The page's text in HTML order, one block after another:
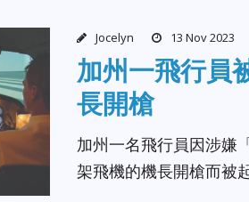
Jocelyn 13 Nov 2023
加州一飛行員
長開槍
加州一名飛行員因涉嫌
架飛機的機長開槍而被起